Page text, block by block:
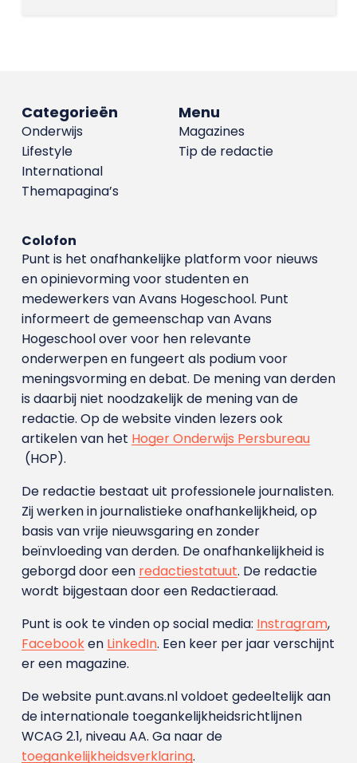
Menu
Magazines
Tip de redactie
Categorieën
Onderwijs
Lifestyle
International
Themapagina’s
Colofon
Punt is het onafhankelijke platform voor nieuws
en opinievorming voor studenten en
medewerkers van Avans Hoge­school. Punt
informeert de gemeenschap van Avans
Hogeschool over voor hen relevante
onderwerpen en fungeert als podium voor
meningsvorming en debat. De mening van derden
is daarbij niet noodzakelijk de mening van de
redactie. Op de website vinden lezers ook
artikelen van het Hoger Onderwijs Persbureau
(HOP).
De redactie bestaat uit professionele journalisten.
Zij werken in journalistieke onafhankelijkheid, op
basis van vrije nieuwsgaring en zonder
beïnvloeding van derden. De onafhankelijkheid is
geborgd door een redactiestatuut. De redactie
wordt bijgestaan door een Redactieraad.
Punt is ook te vinden op social media: Instragram,
Facebooken LinkedIn. Een keer per jaar verschijnt
er een magazine.
De website punt.avans.nl voldoet gedeeltelijk aan
de internationale toegankelijkheidsrichtlijnen
WCAG 2.1, niveau AA. Ga naar de
toegankelijkheidsverklaring.